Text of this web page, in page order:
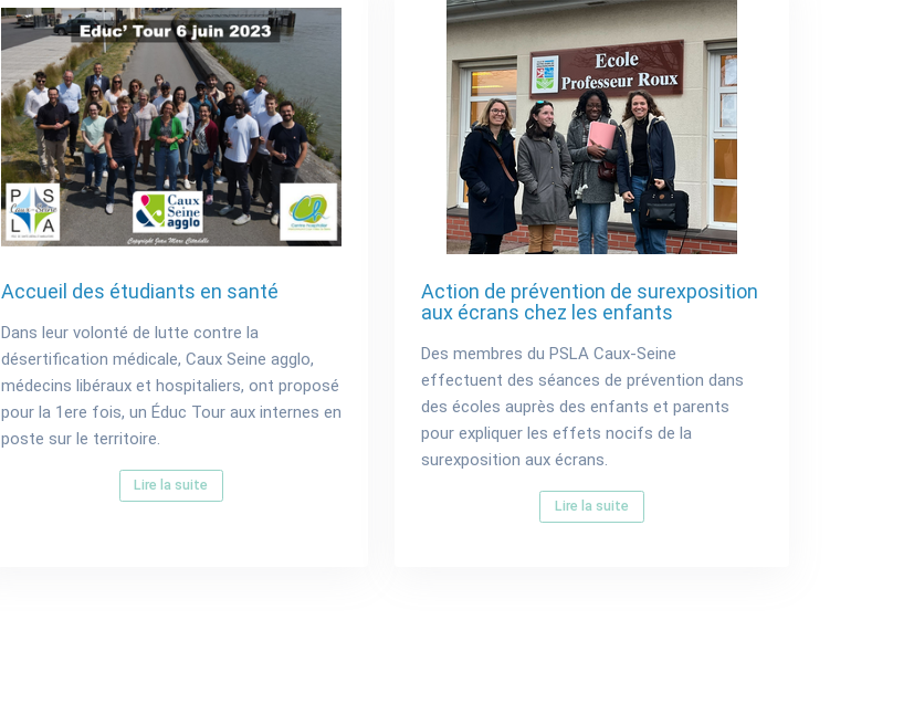
Accueil des étudiants en santé
Dans leur volonté de lutte contre la
désertification médicale, Caux Seine agglo,
médecins libéraux et hospitaliers, ont proposé
pour la 1ere fois, un Éduc Tour aux internes en
poste sur le territoire.
Lire la suite
Action de prévention de surexposition
aux écrans chez les enfants
Des membres du PSLA Caux-Seine
effectuent des séances de prévention dans
des écoles auprès des enfants et parents
pour expliquer les effets nocifs de la
surexposition aux écrans.
Lire la suite